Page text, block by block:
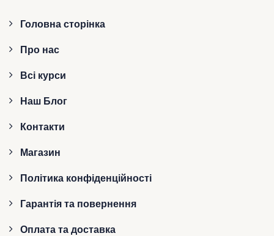
Головна сторінка
Про нас
Всі курси
Наш Блог
Контакти
Магазин
Політика конфіденційності
Гарантія та повернення
Оплата та доставка